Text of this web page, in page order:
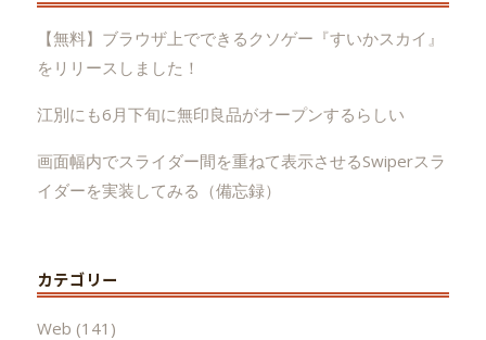
【無料】ブラウザ上でできるクソゲー『すいかスカイ』
をリリースしました！
江別にも6月下旬に無印良品がオープンするらしい
画面幅内でスライダー間を重ねて表示させるSwiperスラ
イダーを実装してみる（備忘録）
カテゴリー
Web (141)